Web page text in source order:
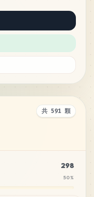
共 591 顆
298
50%